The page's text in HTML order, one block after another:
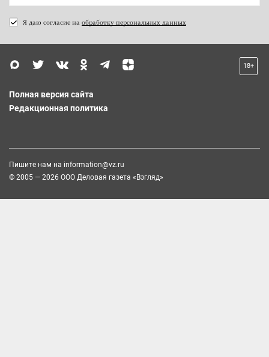
Я даю согласие на обработку персональных данных
18+
Полная версия сайта
Редакционная политика
Пишите нам на information@vz.ru
© 2005 — 2026 ООО Деловая газета «Взгляд»